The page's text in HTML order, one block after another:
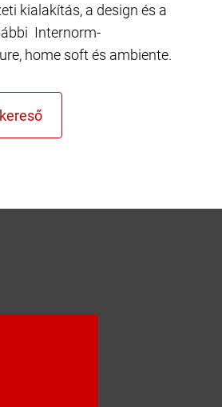
kialakítás, a design és a
Internorm-
home soft és ambiente.